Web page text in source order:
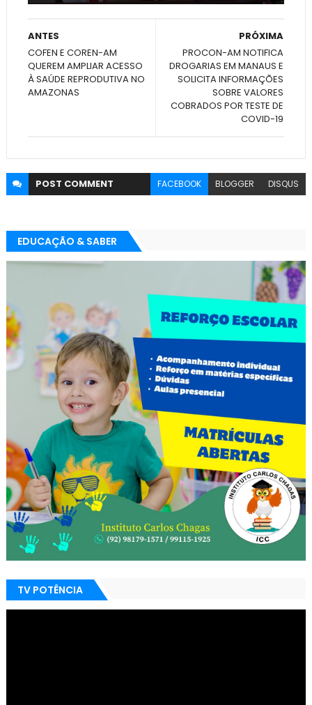
PRÓXIMA
PROCON-AM NOTIFICA
DROGARIAS EM MANAUS E
SOLICITA INFORMAÇÕES
SOBRE VALORES
COBRADOS POR TESTE DE
COVID-19
ANTES
COFEN E COREN-AM
QUEREM AMPLIAR ACESSO
À SAÚDE REPRODUTIVA NO
AMAZONAS
POST COMMENT FACEBOOK BLOGGER DISQUS
EDUCAÇÃO & SABER
TV POTÊNCIA